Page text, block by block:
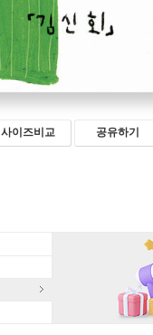
사이즈비교 공유하기